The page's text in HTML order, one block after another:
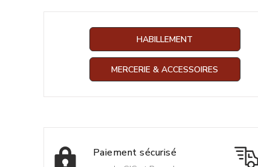
HABILLEMENT
MERCERIE & ACCESSOIRES
Paiement sécurisé